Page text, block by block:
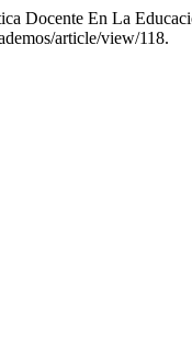
Docente En La
article/view/118.